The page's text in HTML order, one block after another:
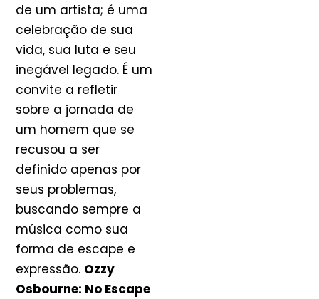
de um artista; é uma
celebração de sua
vida, sua luta e seu
inegável legado. É um
convite a refletir
sobre a jornada de
um homem que se
recusou a ser
definido apenas por
seus problemas,
buscando sempre a
música como sua
forma de escape e
expressão. Ozzy
Osbourne: No Escape